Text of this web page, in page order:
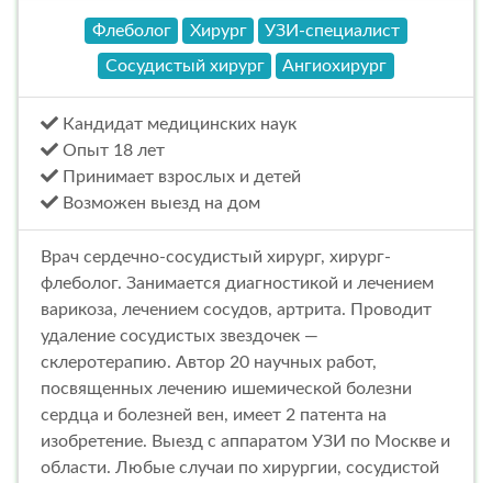
Флеболог Хирург
УЗИ-специалист
Сосудистый хирург
Ангиохирург
Кандидат медицинских наук
Опыт 18 лет
Принимает взрослых и детей
Возможен выезд на дом
Врач сердечно-сосудистый хирург, хирург-
флеболог. Занимается диагностикой и лечением
варикоза, лечением сосудов, артрита. Проводит
удаление сосудистых звездочек —
склеротерапию. Автор 20 научных работ,
посвященных лечению ишемической болезни
сердца и болезней вен, имеет 2 патента на
изобретение. Выезд с аппаратом УЗИ по Москве и
области. Любые случаи по хирургии, сосудистой